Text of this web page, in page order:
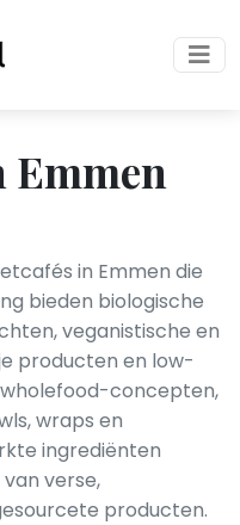
Emmen
in Emmen die
bieden biologische
veganistische en
producten en low-
concepten,
wraps en
ingrediënten
verse,
producten.